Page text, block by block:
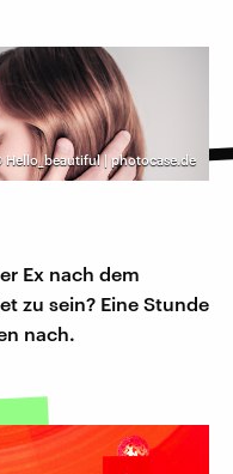
Hello_beautiful | photocase.de
Ex nach dem
zu sein? Eine Stunde
nach.